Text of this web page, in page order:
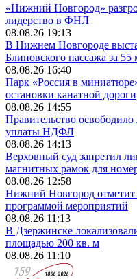
«Нижний Новгород»
лидерство в ФНЛ
08.08.26 19:13
В Нижнем Новгороде
Блиновского пассажа за 55
08.08.26 16:40
Парк «Россия в
остановки канатной дороги
08.08.26 14:55
Правительство
уплаты НДФЛ
08.08.26 14:13
Верховный суд запретил
магнитных рамок для
08.08.26 12:58
Нижний Новгород отметит
программой мероприятий
08.08.26 11:13
В Дзержинске
площадью 200 кв. м
08.08.26 11:10